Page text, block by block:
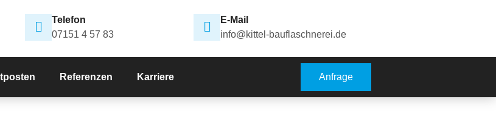
Telefon
07151 4 57 83
E-Mail
info@kittel-bauflaschnerei.de
Referenzen Karriere Anfrage